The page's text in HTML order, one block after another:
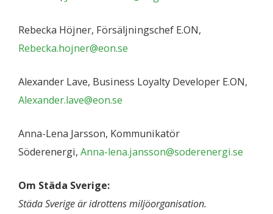
Rebecka Höjner, Försäljningschef E.ON,
Rebecka.hojner@eon.se
Alexander Lave, Business Loyalty Developer E.ON,
Alexander.lave@eon.se
Anna-Lena Jarsson, Kommunikatör
Söderenergi, Anna-lena.jansson@soderenergi.se
Om Städa Sverige:
Städa Sverige är idrottens miljöorganisation.